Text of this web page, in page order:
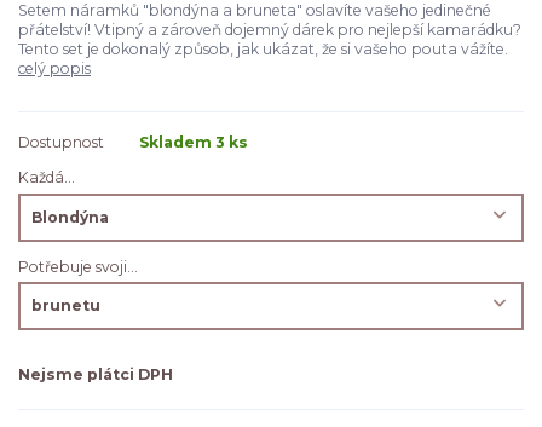
Setem náramků "blondýna a bruneta" oslavíte vašeho jedinečné
přátelství! Vtipný a zároveň dojemný dárek pro nejlepší kamarádku?
Tento set je dokonalý způsob, jak ukázat, že si vašeho pouta vážíte.
celý popis
Dostupnost
Skladem 3 ks
Každá...
Potřebuje svoji...
Nejsme plátci DPH